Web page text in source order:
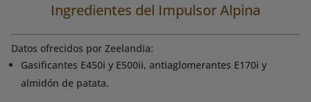
Ingredientes del Impulsor Alpina
Datos ofrecidos por Zeelandia:
Gasificantes E450i y E500ii, antiaglomerantes E170i y
almidón de patata.